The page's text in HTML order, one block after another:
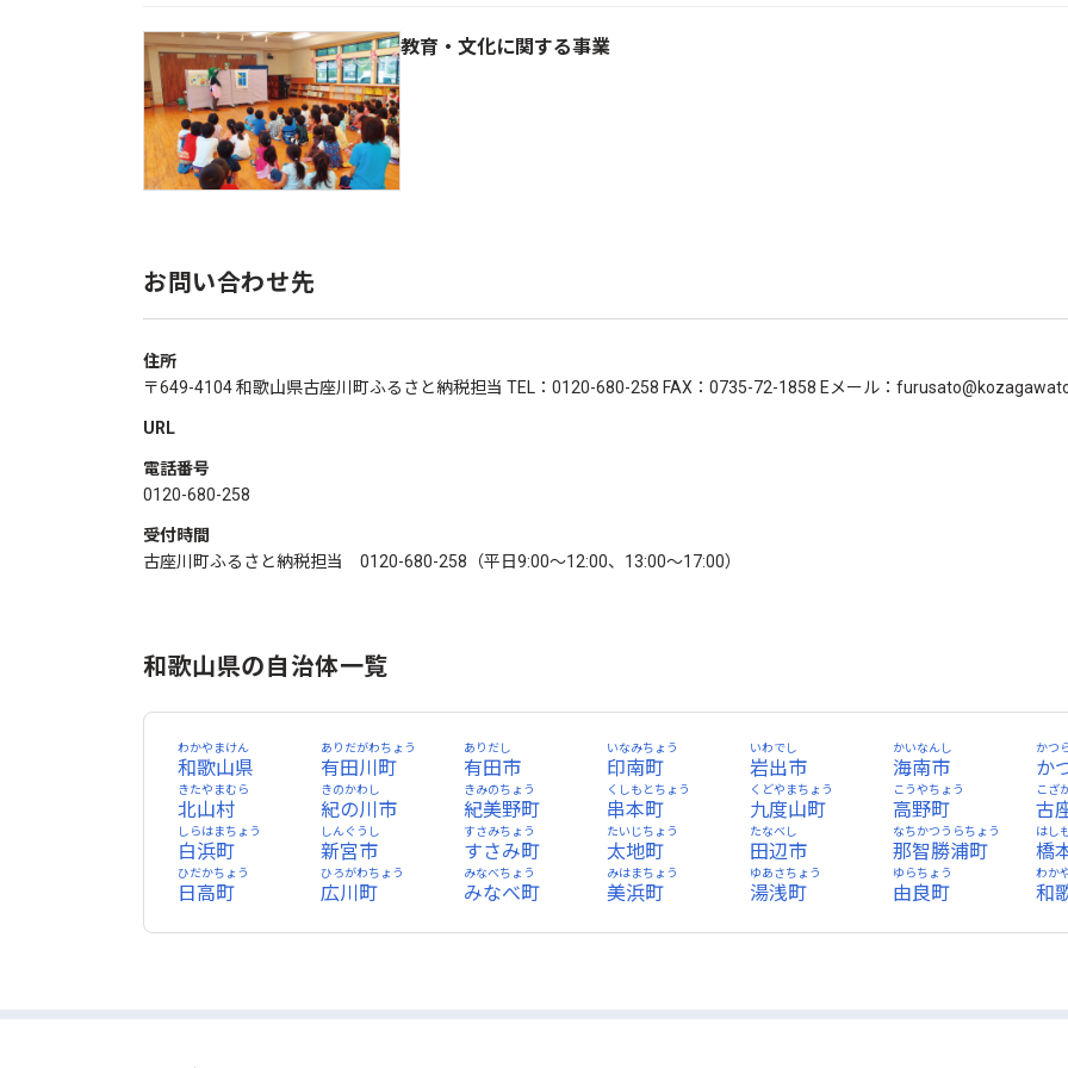
教育・文化に関する事業
お問い合わせ先
住所
〒649-4104 和歌山県古座川町ふるさと納税担当 TEL：0120-680-258 FAX：0735-72-1858 Eメール：
URL
電話番号
0120-680-258
受付時間
古座川町ふるさと納税担当 0120-680-258（平日9:00～12:00、13:00～17:00）
和歌山県の自治体一覧
和歌山県
わかやまけん
有田川町
ありだがわちょう
有田市
ありだし
印南町
いなみちょう
岩出市
いわでし
海南市
かいなんし
か
かつ
北山村
きたやまむら
紀の川市
きのかわし
紀美野町
きみのちょう
串本町
くしもとちょう
九度山町
くどやまちょう
高野町
こうやちょう
古
こざ
白浜町
しらはまちょう
新宮市
しんぐうし
すさみ町
すさみちょう
太地町
たいじちょう
田辺市
たなべし
那智勝浦町
なちかつうらちょう
橋
はし
日高町
ひだかちょう
広川町
ひろがわちょう
みなべ町
みなべちょう
美浜町
みはまちょう
湯浅町
ゆあさちょう
由良町
ゆらちょう
和
わか